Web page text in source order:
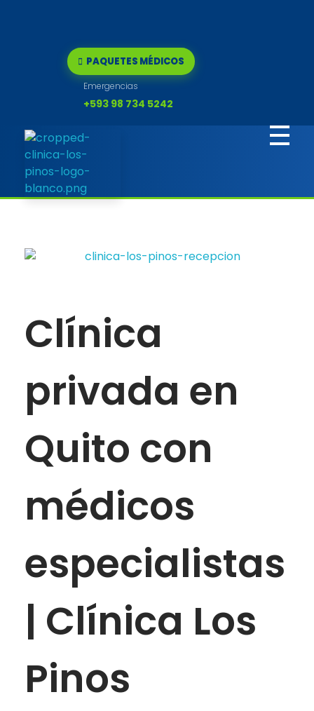
Emergencias
+593 98 734 5242
PAQUETES MÉDICOS
Clínica los pinos
Clínica
privada en
Quito con
médicos
especialistas
| Clínica Los
Pinos